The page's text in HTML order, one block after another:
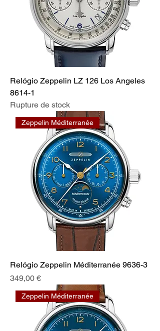
Relógio Zeppelin LZ 126 Los Angeles
8614-1
Rupture de stock
Zeppelin Méditerranée
Relógio Zeppelin Méditerranée 9636-3
Prix
349,00 €
Zeppelin Méditerranée